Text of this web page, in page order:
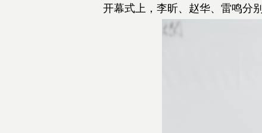
开幕式上，李昕、赵华、雷鸣分别